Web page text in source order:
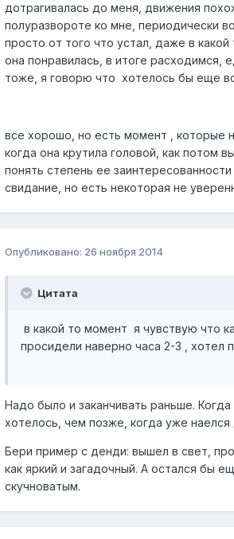
дотрагивалась до меня, движения
полуразвороте ко мне, периодически
просто от того что устал, даже в
она понравилась, в итоге расходимся,
тоже, я говорю что хотелось бы еще
все хорошо, но есть момент , которые
когда она крутила головой, как потом
понять степень ее
свидание, но есть некоторая не
Опубликовано: 26 ноября 2014
Цитата
в какой то момент я чувствую что
просидели наверно часа 2-3 , хотел
Надо было и заканчивать раньше.
хотелось, чем позже, когда уже
Бери пример с денди: вышел в свет,
как яркий и загадочный. А остался бы
скучноватым.